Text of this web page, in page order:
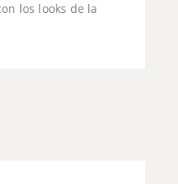
los looks de la